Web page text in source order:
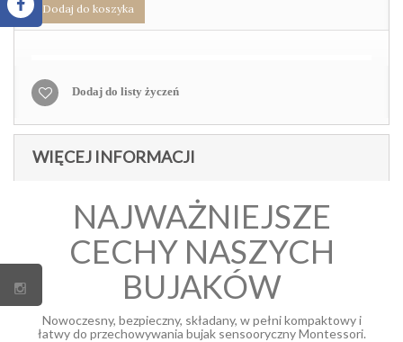
Dodaj do koszyka
Dodaj do listy życzeń
WIĘCEJ INFORMACJI
NAJWAŻNIEJSZE
CECHY NASZYCH
BUJAKÓW
Nowoczesny, bezpieczny, składany, w pełni kompaktowy i
łatwy do przechowywania bujak sensooryczny Montessori.